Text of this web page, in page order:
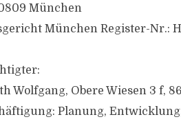
München
München Register-Nr.:
Wolfgang, Obere Wiesen 3 f,
Planung,